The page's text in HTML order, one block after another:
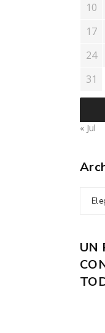
10
17
24
31
« Jul
UN